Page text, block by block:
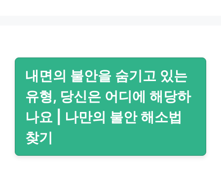
내면의 불안을 숨기고 있는
유형, 당신은 어디에 해당하
나요 | 나만의 불안 해소법
찾기